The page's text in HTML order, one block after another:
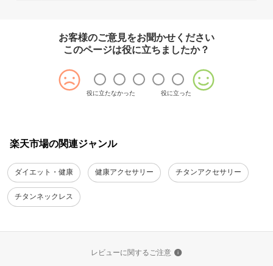
お客様のご意見をお聞かせください
このページは役に立ちましたか？
役に立たなかった 役に立った
楽天市場の関連ジャンル
ダイエット・健康 健康アクセサリー チタンアクセサリー
チタンネックレス
レビューに関するご注意